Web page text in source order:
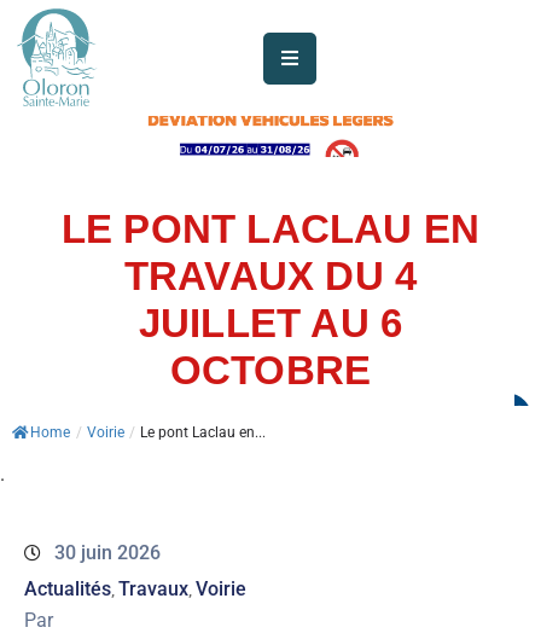
AUJOURD’HUI
MUNICIPALE
ACTUALITÉS
LE PONT LACLAU EN
TRAVAUX DU 4
JUILLET AU 6
OCTOBRE
Home / Voirie / Le pont Laclau en...
.
30 juin 2026
Actualités Travaux Voirie
Par